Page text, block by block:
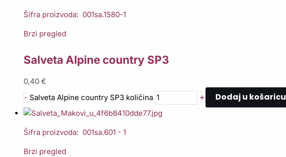
Šifra proizvoda: 001sa.1580-1
Brzi pregled
Salveta Alpine country SP3
0,40 €
- Salveta Alpine country SP3 količina + Dodaj u košaricu
Šifra proizvoda: 001sa.601 - 1
Brzi pregled